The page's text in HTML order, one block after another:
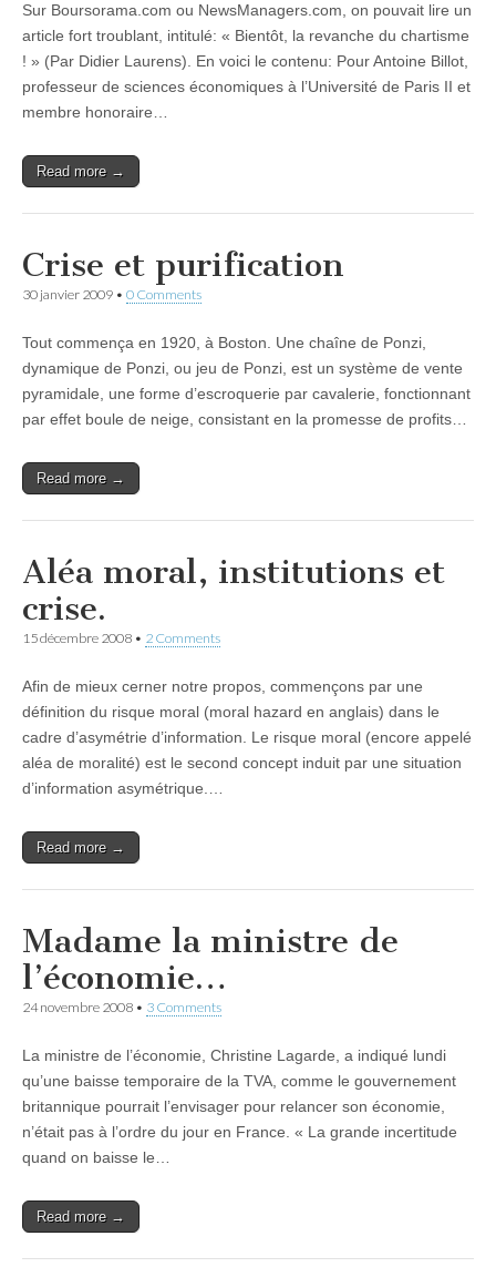
Sur Boursorama.com ou NewsManagers.com, on pouvait lire un
article fort troublant, intitulé: « Bientôt, la revanche du chartisme
! » (Par Didier Laurens). En voici le contenu: Pour Antoine Billot,
professeur de sciences économiques à l’Université de Paris II et
membre honoraire…
Read more →
Crise et purification
30 janvier 2009 • 0 Comments
Tout commença en 1920, à Boston. Une chaîne de Ponzi,
dynamique de Ponzi, ou jeu de Ponzi, est un système de vente
pyramidale, une forme d’escroquerie par cavalerie, fonctionnant
par effet boule de neige, consistant en la promesse de profits…
Read more →
Aléa moral, institutions et
crise.
15 décembre 2008 • 2 Comments
Afin de mieux cerner notre propos, commençons par une
définition du risque moral (moral hazard en anglais) dans le
cadre d’asymétrie d’information. Le risque moral (encore appelé
aléa de moralité) est le second concept induit par une situation
d’information asymétrique.…
Read more →
Madame la ministre de
l’économie…
24 novembre 2008 • 3 Comments
La ministre de l’économie, Christine Lagarde, a indiqué lundi
qu’une baisse temporaire de la TVA, comme le gouvernement
britannique pourrait l’envisager pour relancer son économie,
n’était pas à l’ordre du jour en France. « La grande incertitude
quand on baisse le…
Read more →